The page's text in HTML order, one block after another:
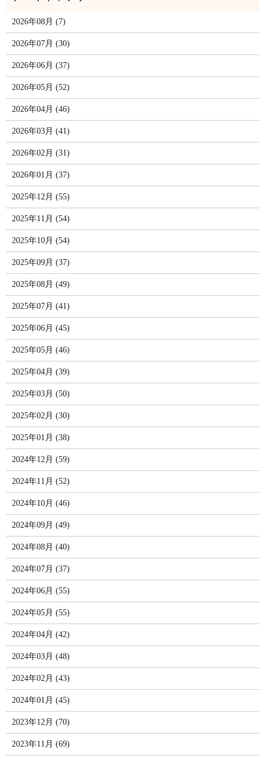
2026年08月 (7)
2026年07月 (30)
2026年06月 (37)
2026年05月 (52)
2026年04月 (46)
2026年03月 (41)
2026年02月 (31)
2026年01月 (37)
2025年12月 (55)
2025年11月 (54)
2025年10月 (54)
2025年09月 (37)
2025年08月 (49)
2025年07月 (41)
2025年06月 (45)
2025年05月 (46)
2025年04月 (39)
2025年03月 (50)
2025年02月 (30)
2025年01月 (38)
2024年12月 (59)
2024年11月 (52)
2024年10月 (46)
2024年09月 (49)
2024年08月 (40)
2024年07月 (37)
2024年06月 (55)
2024年05月 (55)
2024年04月 (42)
2024年03月 (48)
2024年02月 (43)
2024年01月 (45)
2023年12月 (70)
2023年11月 (69)